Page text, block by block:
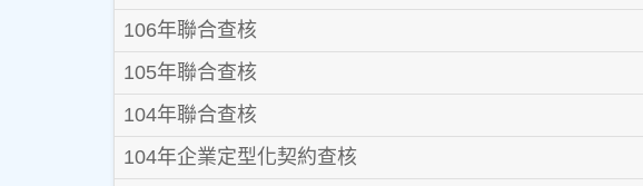
106年聯合查核
105年聯合查核
104年聯合查核
104年企業定型化契約查核